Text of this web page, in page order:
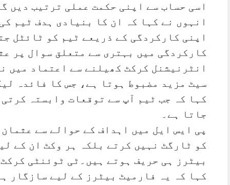
اسی حساب سے اپنی حکمت عملی ترتیب دیں
انہوں نے کہا کہ ان کا بنیادی ہدف ٹیم
اپنی کارکردگی کے ذریعے ٹیم کو ٹائٹل
کارکردگی میں بہتری سے متعلق سوال پر
انٹرنیشنل کرکٹ کھیلنے سے اعتماد میں
سیٹ مزید مضبوط ہوتا ہے، جس کا فائدہ
کہا کہ جب ٹیم آپ سے توقعات وابستہ
جاتا ہے۔
پی ایس ایل میں اہداف کے حوالے سے
کو ٹارگٹ نہیں کرتے بلکہ ہر وکٹ ان کے
بیٹرز ہی حریف ہوتے ہیں۔ٹی ٹوئنٹی
کہا کہ یہ فارمیٹ بیٹرز کے لیے سازگار